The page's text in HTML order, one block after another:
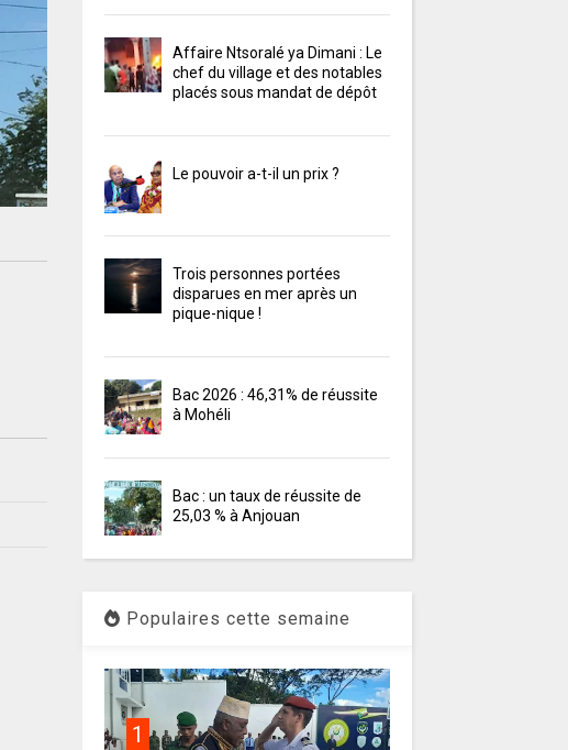
Affaire Ntsoralé ya Dimani : Le
chef du village et des notables
placés sous mandat de dépôt
Le pouvoir a-t-il un prix ?
Trois personnes portées
disparues en mer après un
pique-nique !
Bac 2026 : 46,31% de réussite
à Mohéli
Bac : un taux de réussite de
25,03 % à Anjouan
Populaires cette semaine
1